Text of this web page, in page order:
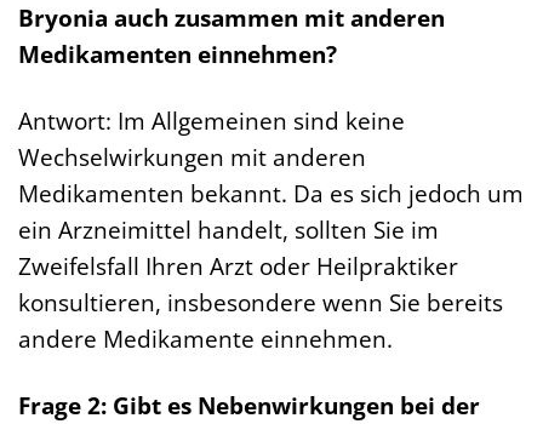
Bryonia auch zusammen mit anderen
Medikamenten einnehmen?
Antwort: Im Allgemeinen sind keine
Wechselwirkungen mit anderen
Medikamenten bekannt. Da es sich jedoch um
ein Arzneimittel handelt, sollten Sie im
Zweifelsfall Ihren Arzt oder Heilpraktiker
konsultieren, insbesondere wenn Sie bereits
andere Medikamente einnehmen.
Frage 2: Gibt es Nebenwirkungen bei der